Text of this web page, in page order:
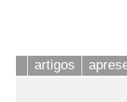
artigos